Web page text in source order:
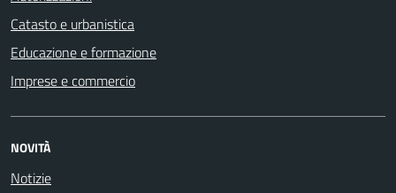
Catasto e urbanistica
Educazione e formazione
Imprese e commercio
NOVITÀ
Notizie